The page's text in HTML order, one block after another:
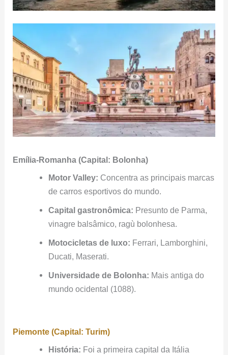
Emília-Romanha (Capital: Bolonha)
Motor Valley: Concentra as principais marcas
de carros esportivos do mundo.
Capital gastronômica: Presunto de Parma,
vinagre balsâmico, ragù bolonhesa.
Motocicletas de luxo: Ferrari, Lamborghini,
Ducati, Maserati.
Universidade de Bolonha: Mais antiga do
mundo ocidental (1088).
Piemonte (Capital: Turim)
História: Foi a primeira capital da Itália